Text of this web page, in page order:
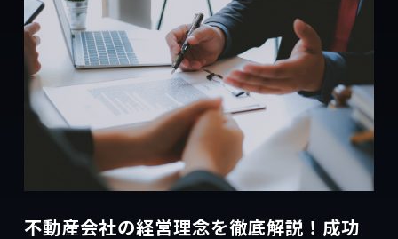
不動産会社の経営理念を徹底解説！成功